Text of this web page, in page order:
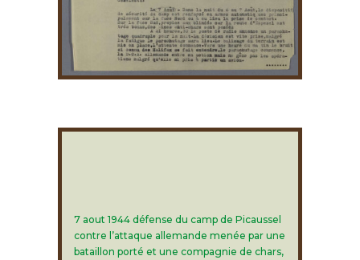
7 aout 1944 défense du camp de Picaussel
contre l’attaque allemande menée par une
bataillon porté et une compagnie de chars,